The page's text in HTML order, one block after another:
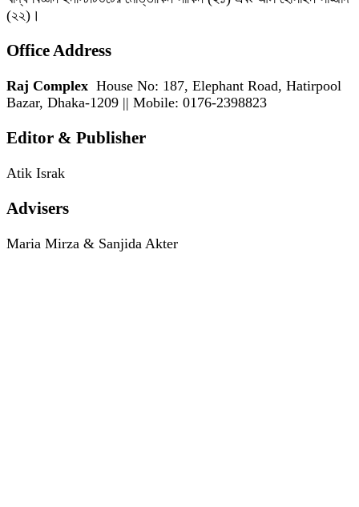
(২২)।
Office Address
Raj Complex House No: 187, Elephant Road, Hatirpool
Bazar, Dhaka-1209 || Mobile: 0176-2398823
Editor & Publisher
Atik Israk
Advisers
Maria Mirza & Sanjida Akter